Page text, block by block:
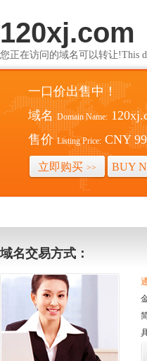
120xj.com
您正在访问的域名可以转让!This
一口价出售中！
域名 Domain Name:
售价 Listing Price: CNY
立即购买 >> BUY
域名交易方式：